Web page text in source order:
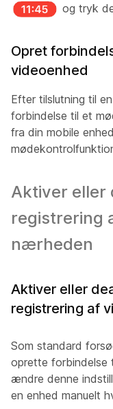
og tryk
Opret
videoenhed
Efter tilslutning til
forbindelse til et
fra din mobile
Aktiver eller
registrering
nærheden
Aktiver eller
registrering af
Som standard
oprette forbindelse
ændre denne
en enhed manuelt